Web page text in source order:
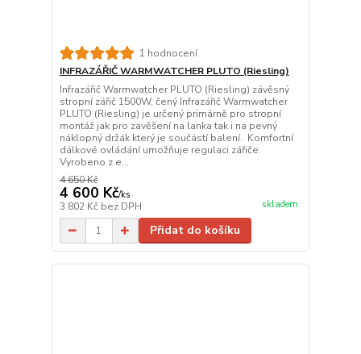
1 hodnocení
INFRAZÁŘIČ WARMWATCHER PLUTO (Riesling)
Infrazářič Warmwatcher PLUTO (Riesling) závěsný
stropní zářič 1500W, čený Infrazářič Warmwatcher
PLUTO (Riesling) je určený primárně pro stropní
montáž jak pro zavěšení na lanka tak i na pevný
náklopný držák který je součástí balení. Komfortní
dálkové ovládání umožňuje regulaci zářiče.
Vyrobeno z e...
4 650 Kč
4 600 Kč/ks
3 802 Kč bez DPH skladem
Přidat do košíku